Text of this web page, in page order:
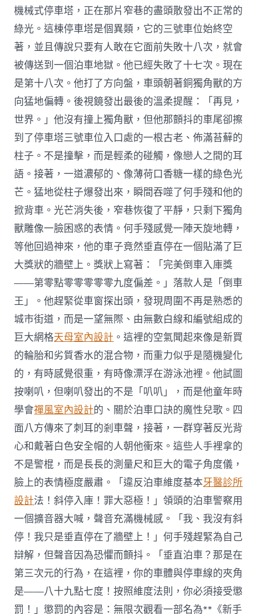
機械式停車塔，正在那片窄巷的盡頭散發出不正常的
綠光。這棟停車塔是個異類，它的三號車位始終空
著，並且傳說只要有人敢在它面前失敗十八次，就會
被傳送到一個泊車地獄。他已經失敗了十七次。現在
是第十八次。他打了方向盤，車頭朝著銅獨角獸的方
向猛地偏轉。後視鏡發出最後的溫柔提醒：「再見，
世界。」他沒有撞上獨角獸，但他那顫抖的車尾卻擦
到了停車塔三號車位入口處的一根古老、佈滿苔蘚的
柱子。不是撞擊，而是輕柔的碰觸，像戀人之間的耳
語。接著，一道濃郁的、像薄荷口香糖一樣的綠色光
芒。猛地從柱子爆發出來，瞬間吞噬了何手殘和他的
掀背車。光芒消失後，窄巷恢復了平靜，只剩下獨角
獸雕像一臉困惑的表情。何手殘感覺一陣天旋地轉，
等他回過神來，他的車子竟然垂直停在一個貼滿了巨
大獎狀的牆壁上。獎狀上寫著：「完美倒車入庫獎
——第零點零零零零零九度偏差。」落款人是「倒車
王」。他趕緊從車窗探出頭，發現周圍不再是熟悉的
城市街道，而是一望無際、由無數白線和編號組成的
巨大網格天母室內設計 。這裡的空氣聞起來像是新買
的輪胎和劣質香水的混合物，而重力似乎是隨機變化
的，有時感覺很重，有時像漂浮在游泳池裡。他試圖
按喇叭，但喇叭發出的不是「叭叭」，而是他童年時
學會禪風室內設計的、關於泊車口訣的魔性兒歌。四
面八方傳來了刺耳的剎車聲，接著，一群穿著反光背
心和戴著白色安全帽的人朝他衝來。這些人手裡拿的
不是警棍，而是長長的測量尺和巨大的電子角度儀，
臉上的表情極度嚴肅。「違反泊車維度基本牙醫診所
設計法！斜停入庫！罪大惡極！」領頭的泊車警察用
一個擴音器大喊，聲音充滿機械感。「我、我沒有斜
停！我只是垂直停在了牆壁上！」何手殘趕緊為自己
辯解，但聲音因為恐懼而顫抖。「垂直泊車？那是在
第三次元的行為，在這裡，你的車體與停車線的夾角
是——八十九點七度！按照維度法則，你必須接受懲
罰！」懲罰的內容是：無限次觀看一部名為**《新手